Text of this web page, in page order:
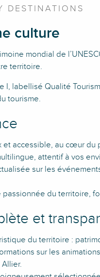
DESTINATIONS
culture
mondial de
territoire.
I, labellisé Qualité
tourisme.
et accessible, au cœur
attentif à vos
sur les
du territoire,
et
du territoire :
sur les